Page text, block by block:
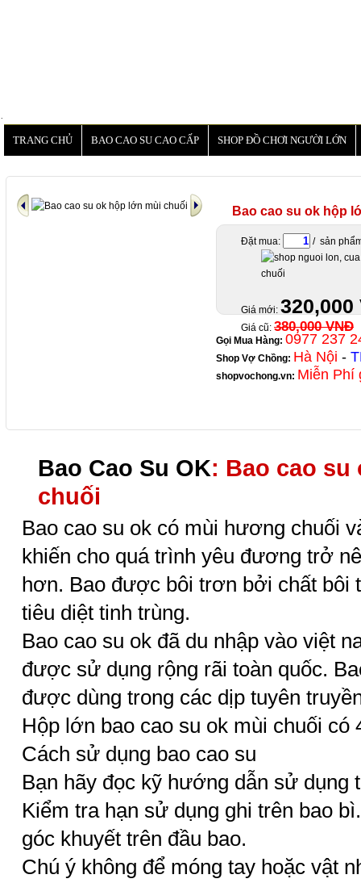
TRANG CHỦ BAO CAO SU CAO CẤP SHOP ĐỒ CHƠI NGƯỜI LỚN
Bao cao su ok hộp
Đặt mua: / sản
Giá mới: 320,000
Giá cũ: 380,000 VNĐ
Gọi Mua Hàng: 0977 237
Shop Vợ Chồng: Hà Nội -
shopvochong.vn: Miễn Phí
Bao Cao Su OK: Bao cao
chuối
Bao cao su ok có mùi hương chuối
khiến cho quá trình yêu đương trở
hơn. Bao được bôi trơn bởi chất bôi
tiêu diệt tinh trùng.
Bao cao su ok đã du nhập vào việt
được sử dụng rộng rãi toàn quốc.
được dùng trong các dịp tuyên
Hộp lớn bao cao su ok mùi chuối có
Cách sử dụng bao cao su
Bạn hãy đọc kỹ hướng dẫn sử dụng
Kiểm tra hạn sử dụng ghi trên bao
góc khuyết trên đầu bao.
Chú ý không để móng tay hoặc vật